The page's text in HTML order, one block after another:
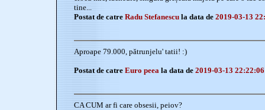
tine...
Postat de catre Radu Stefanescu la data de 2019-03-13
Aproape 79.000, pătrunjelu' tatii! :)
Postat de catre Euro peea la data de 2019-03-13 22:22:06
CA CUM ar fi care obsesii, peiov?